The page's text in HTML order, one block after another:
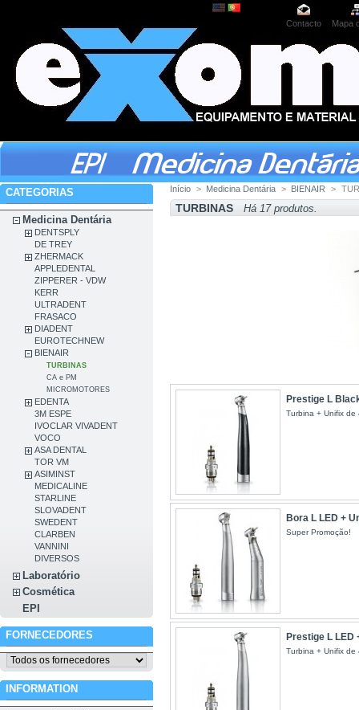
Contacto Mapa
CATEGORIAS
Medicina Dentária
DENTSPLY
DE TREY
ZHERMACK
APPLEDENTAL
ZIPPERER - VDW
KERR
ULTRADENT
FRASACO
DIADENT
EUROTECHNEW
BIENAIR
TURBINAS
CA e PM
MICROMOTORES
EDENTA
3M ESPE
IVOCLAR VIVADENT
VOCO
ASA DENTAL
TOR VM
ASIMINST
MEDICALINE
STARLINE
SLOVADENT
SWEDENT
CLARBEN
VANNINI
DIVERSOS
Laboratório
Cosmética
EPI
FORNECEDORES
INFORMATION
Início > Medicina Dentária > BIENAIR >
TURBINAS Há 17 produtos.
Prestige L
Turbina + Unifix
Bora L LED +
Super Promoção!
Prestige L LED
Turbina + Unifix